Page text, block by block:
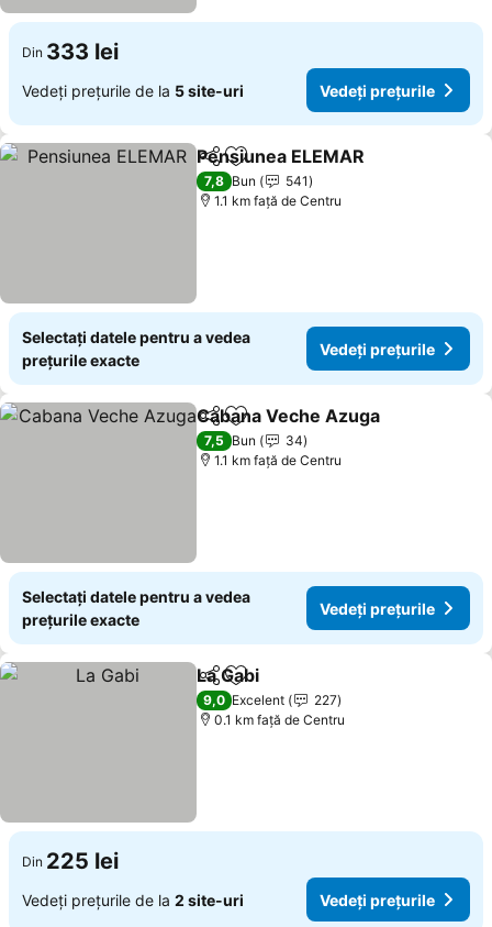
Din 333 lei
Vedeți prețurile de la 5 site-uri Vedeți prețurile
DistribuițiAdăugaţi la favorite
Pensiunea ELEMAR
7,8 Bun
541
1.1 km faţă de Centru
Selectați datele pentru a vedea
prețurile exacte
Vedeți prețurile
DistribuițiAdăugaţi la favorite
Cabana Veche Azuga
7,5 Bun
34
1.1 km faţă de Centru
Selectați datele pentru a vedea
prețurile exacte
Vedeți prețurile
DistribuițiAdăugaţi la favorite
La Gabi
9,0 Excelent
227
0.1 km faţă de Centru
Din 225 lei
Vedeți prețurile de la 2 site-uri Vedeți prețurile